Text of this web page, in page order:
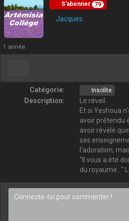
S'abonner 79
Jacques
1 année
Catégorie: Insolite
Description:
Le réveil
Et si Yeshoua
avoir prétendu
avoir révélé
ses
l'adoration,
"Il vous a été
du royaume..."